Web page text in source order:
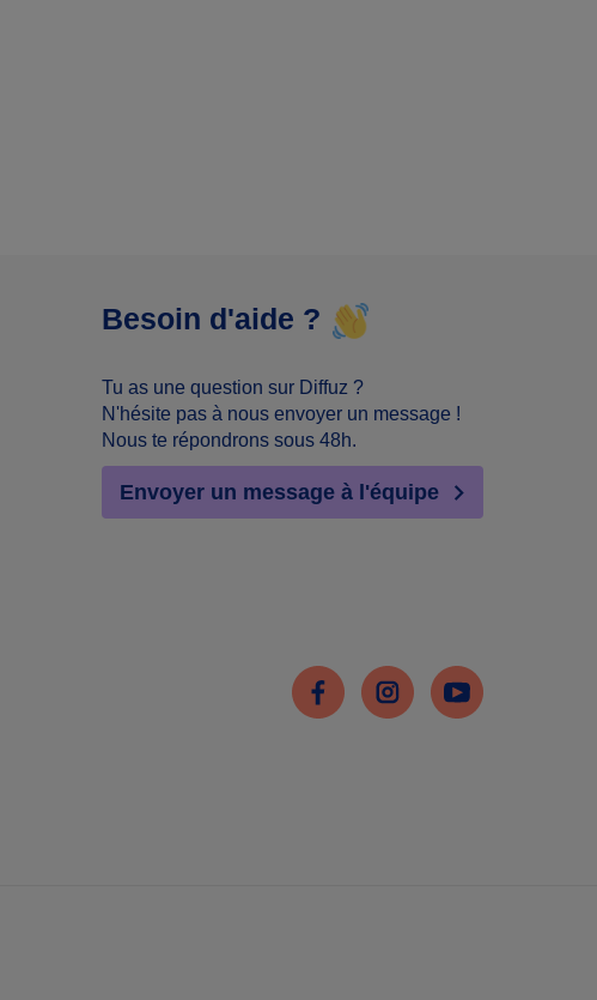
Besoin d'aide ?
Tu as une question sur Diffuz ?
N'hésite pas à nous envoyer un message !
Nous te répondrons sous 48h.
Envoyer un message à l'équipe
FacebookInstagramYoutube